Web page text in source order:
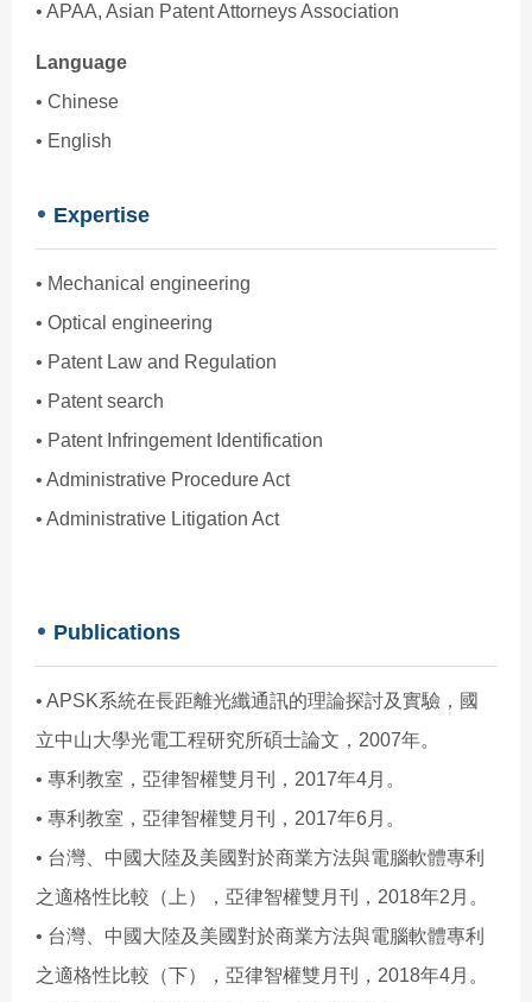
• APAA, Asian Patent Attorneys Association
Language
• Chinese
• English
Expertise
• Mechanical engineering
• Optical engineering
• Patent Law and Regulation
• Patent search
• Patent Infringement Identification
• Administrative Procedure Act
• Administrative Litigation Act
Publications
• APSK系統在長距離光纖通訊的理論探討及實驗，國
立中山大學光電工程研究所碩士論文，2007年。
• 專利教室，亞律智權雙月刊，2017年4月。
• 專利教室，亞律智權雙月刊，2017年6月。
• 台灣、中國大陸及美國對於商業方法與電腦軟體專利
之適格性比較（上），亞律智權雙月刊，2018年2月。
• 台灣、中國大陸及美國對於商業方法與電腦軟體專利
之適格性比較（下），亞律智權雙月刊，2018年4月。